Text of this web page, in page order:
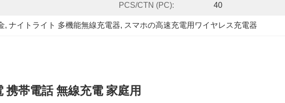
PCS/CTN (PC): 40
, ナイトライト 多機能無線充電器, スマホの高速充電用ワイヤレス充電器
帯電話 無線充電 家庭用